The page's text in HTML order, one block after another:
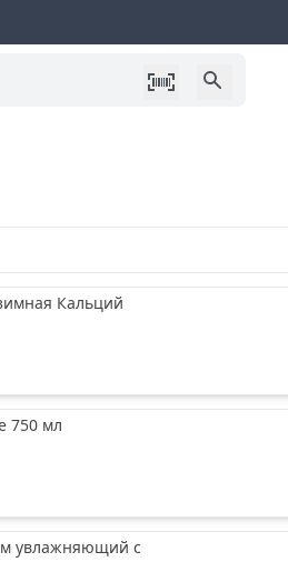
Кальций
750 мл
увлажняющий с